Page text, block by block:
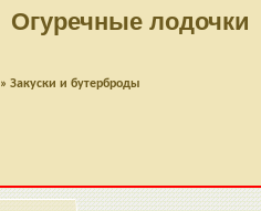
Огуречные лодочки
» Закуски и бутерброды